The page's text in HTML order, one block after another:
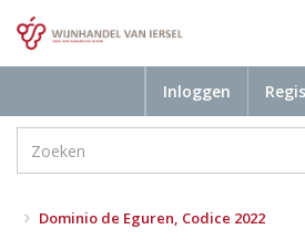
Inloggen
Dominio de Eguren, Codice 2022